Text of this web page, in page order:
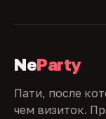
NeParty
Пати, после
чем визиток.